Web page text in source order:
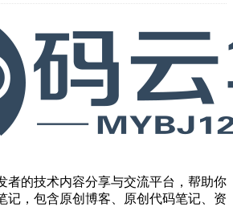
者的技术内容分享与交流平台，帮助你
记，包含原创博客、原创代码笔记、资